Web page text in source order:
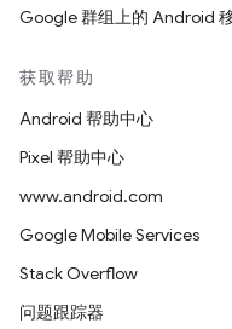
Google 群组上的 Android
获取帮助
Android 帮助中心
Pixel 帮助中心
www.android.com
Google Mobile Services
Stack Overflow
问题跟踪器